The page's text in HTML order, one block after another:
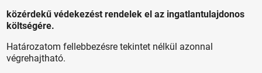
közérdekű védekezést rendelek el az ingatlantulajdonos
költségére.
Határozatom fellebbezésre tekintet nélkül azonnal
végrehajtható.